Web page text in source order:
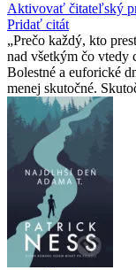
Aktivovať čitateľský
Pridať citát
Prečo každý, kto
nad všetkým čo vtedy
Bolestné a euforické
menej skutočné.